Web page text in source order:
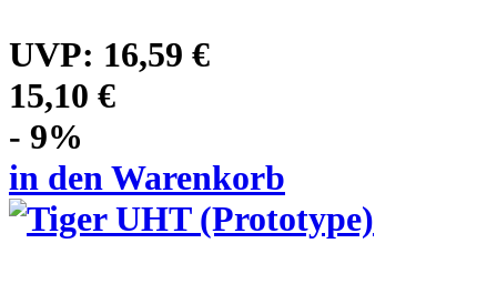
UVP: 16,59 €
15,10 €
- 9%
in den Warenkorb